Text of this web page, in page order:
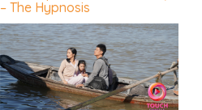
– The Hypnosis